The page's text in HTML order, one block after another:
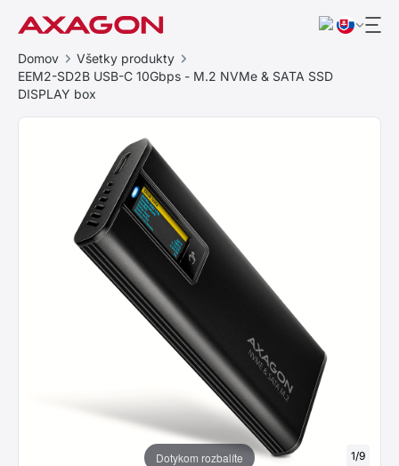
Domov
Všetky produkty
EEM2-SD2B USB-C 10Gbps - M.2 NVMe & SATA SSD
DISPLAY box
Dotykom rozbalíte 1/9